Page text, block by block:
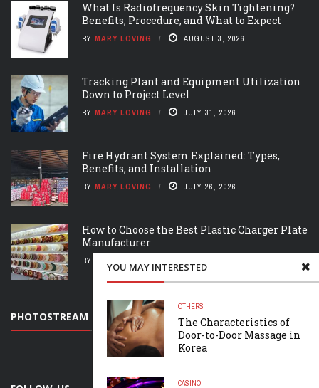
YOU MAY INTERESTED
OTHERS
The Characteristics of
Door-to-Door Massage in
Korea
CASINO
What Is Radiofrequency Skin Tightening?
Benefits, Procedure, and What to Expect
BY MARY LOVING AUGUST 3, 2026
Tracking Plant and Equipment Utilization
Down to Project Level
BY MARY LOVING JULY 31, 2026
Fire Hydrant System Explained: Types,
Benefits, and Installation
BY MARY LOVING JULY 26, 2026
How to Choose the Best Plastic Charger Plate
Manufacturer
BY
PHOTOSTREAM